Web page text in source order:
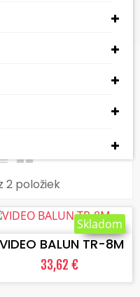
Dvojlinke
Baluny)
2 položiek
VLOŽIŤ DO KOŠÍKA
VIDEO BALUN TR-8M
33,62 €
Skladom